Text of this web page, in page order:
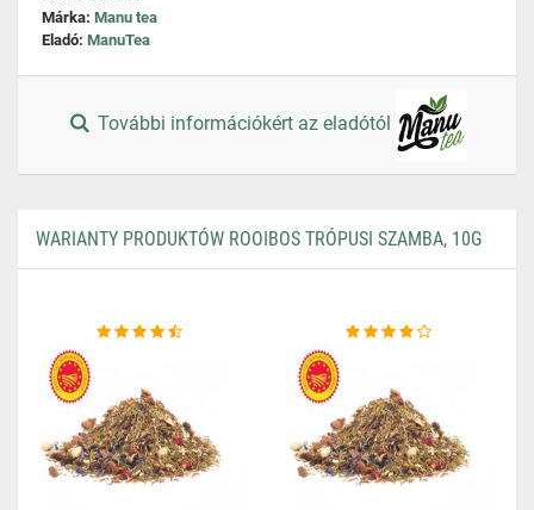
Márka: Manu tea
Eladó: ManuTea
További információkért az eladótól
WARIANTY PRODUKTÓW ROOIBOS TRÓPUSI SZAMBA, 10G